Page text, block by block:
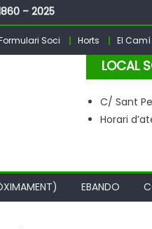
– 2025
Festa Major PARDINYES 2026
Soci Horts El Camí
LOCAL
C/ Sant
Horari
EBANDO